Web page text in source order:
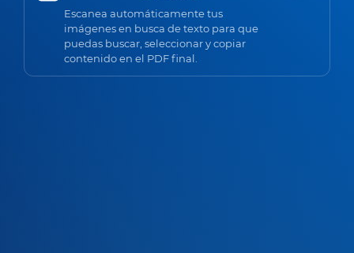
Escanea automáticamente tus
imágenes en busca de texto para que
puedas buscar, seleccionar y copiar
contenido en el PDF final.